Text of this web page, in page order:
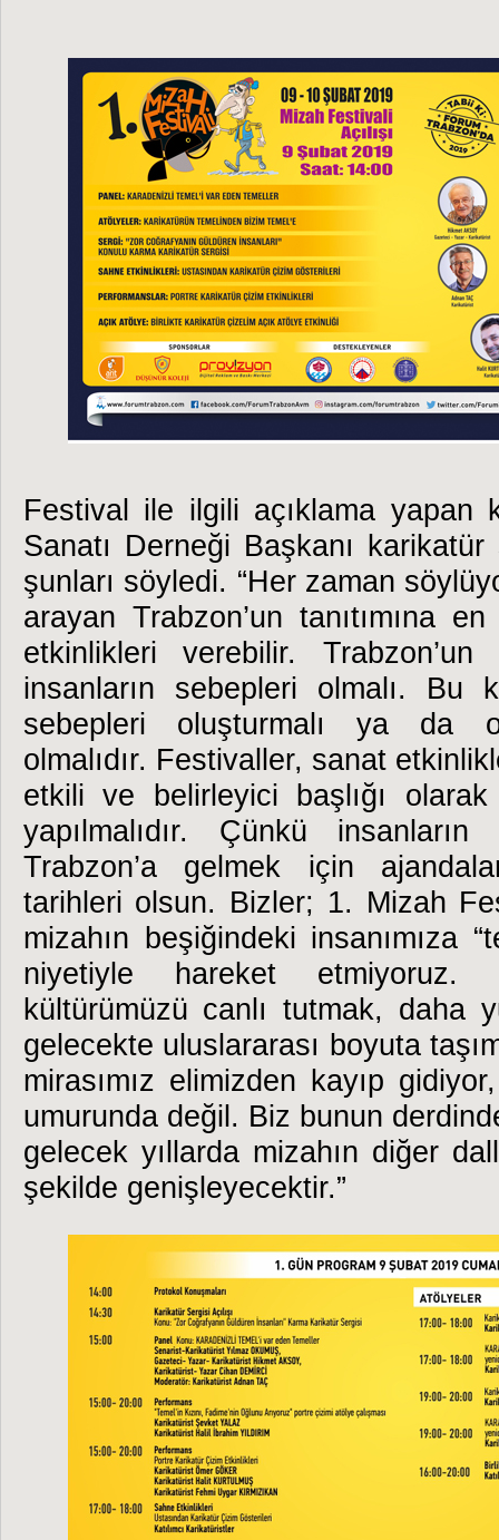
Festival ile ilgili açıklama yapan
Sanatı Derneği Başkanı karikatür
şunları söyledi. “Her zaman
arayan Trabzon’un tanıtımına
etkinlikleri verebilir.
insanların sebepleri olmalı. Bu
sebepleri oluşturmalı ya da
olmalıdır. Festivaller, sanat
etkili ve belirleyici başlığı
yapılmalıdır. Çünkü
Trabzon’a gelmek için
tarihleri olsun. Bizler; 1. Mizah
mizahın beşiğindeki insanımıza
niyetiyle hareket etmiyoruz.
kültürümüzü canlı tutmak, daha
gelecekte uluslararası boyuta
mirasımız elimizden kayıp
umurunda değil. Biz bunun
gelecek yıllarda mizahın diğer
şekilde genişleyecektir.”